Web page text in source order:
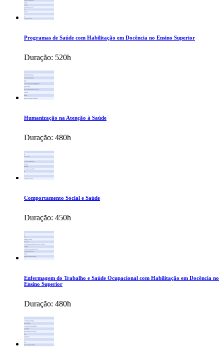
Programas de Saúde com Habilitação em Docência no Ensino Superior
Duração: 520h
Humanização na Atenção à Saúde
Duração: 480h
Comportamento Social e Saúde
Duração: 450h
Enfermagem do Trabalho e Saúde Ocupacional com Habilitação em Docência no
Ensino Superior
Duração: 480h